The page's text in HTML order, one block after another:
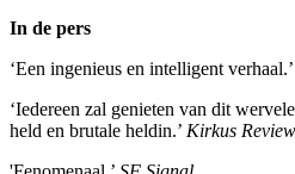
In de pers
‘Een ingenieus en intelligent verhaal.’
‘Iedereen zal genieten van dit
held en brutale heldin.’ Kirkus